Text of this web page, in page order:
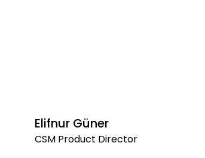
Elifnur Güner
CSM Product Director